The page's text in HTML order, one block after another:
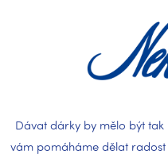
Dávat dárky by mělo být tak
vám pomáháme dělat